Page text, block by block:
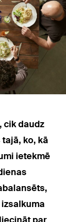
cik daudz
ko, kā
ietekmē